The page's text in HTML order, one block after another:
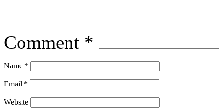
Comment *
Name *
Email *
Website